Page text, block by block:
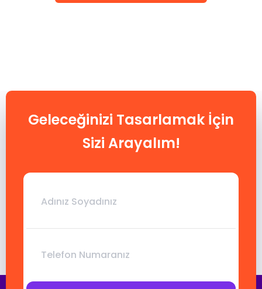
Geleceğinizi Tasarlamak İçin
Sizi Arayalım!